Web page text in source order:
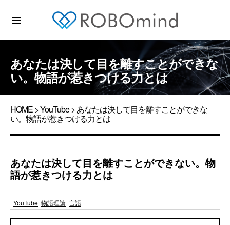
menu
あなたは決して目を離すことができな
い。物語が惹きつける力とは
HOME>YouTube> あなたは決して目を離すことができな
い。物語が惹きつける力とは
あなたは決して目を離すことができない。物
語が惹きつける力とは
YouTube 物語理論 言語